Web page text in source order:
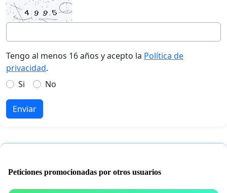
Tengo al menos 16 años y acepto la Política de
privacidad.
Si
No
Enviar
Peticiones promocionadas por otros usuarios